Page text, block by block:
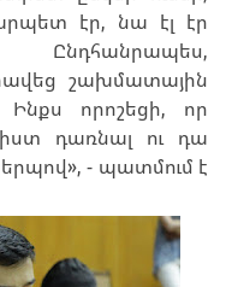
էր, նա էլ էր
Ընդհանրապես,
շախմատային
Ինքս որոշեցի, որ
դառնալ ու դա
- պատմում է